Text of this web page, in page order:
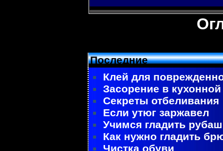
Последние
Клей для
Засорение в
Секреты отбеливания
Если утюг заржавел
Учимся гладить
Как нужно гладить
Чистка обуви